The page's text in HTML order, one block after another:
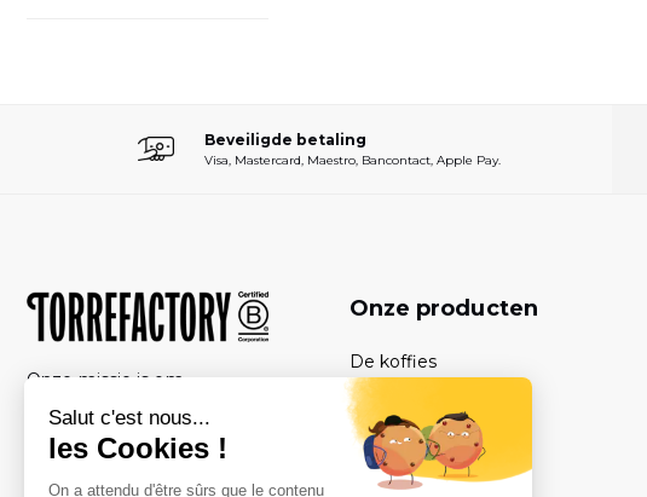
Beveiligde betaling
Visa, Mastercard, Maestro, Bancontact, Apple Pay.
Onze missie is om
kwaliteitskoffie toegankelijk te
mensen, met respect voor mens
en milieu.
Onze producten
De koffies
De sets
De koffiemachines
Abonnementen